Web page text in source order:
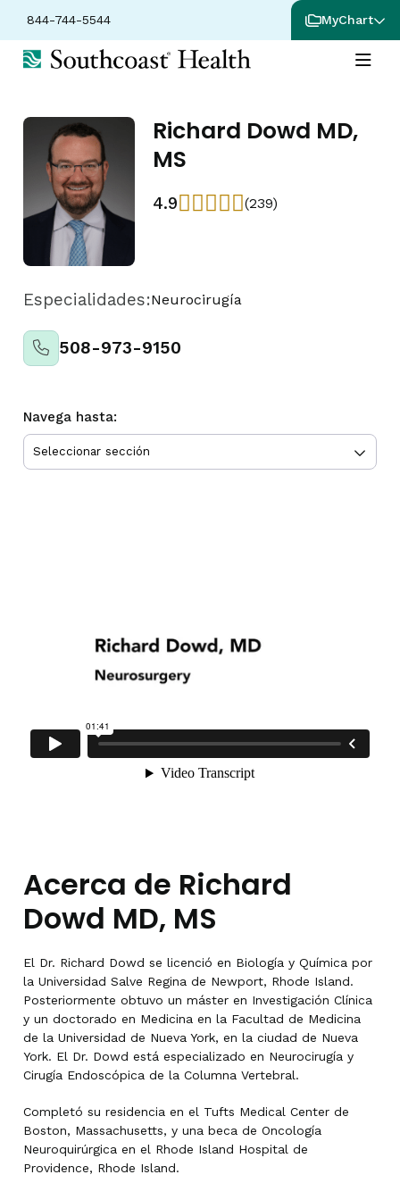
844-744-5544 MyChart
Richard Dowd MD,
MS
4.9 (239)
Especialidades:Neurocirugía
508-973-9150
Navega hasta:
Acerca de Richard
Dowd MD, MS
El Dr. Richard Dowd se licenció en Biología y Química por
la Universidad Salve Regina de Newport, Rhode Island.
Posteriormente obtuvo un máster en Investigación Clínica
y un doctorado en Medicina en la Facultad de Medicina
de la Universidad de Nueva York, en la ciudad de Nueva
York. El Dr. Dowd está especializado en Neurocirugía y
Cirugía Endoscópica de la Columna Vertebral.
Completó su residencia en el Tufts Medical Center de
Boston, Massachusetts, y una beca de Oncología
Neuroquirúrgica en el Rhode Island Hospital de
Providence, Rhode Island.